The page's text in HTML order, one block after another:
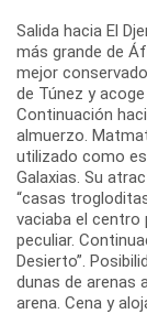
Salida hacia El
más grande de
mejor
de Túnez y
Continuación
almuerzo.
utilizado como
Galaxias. Su
“casas
vaciaba el
peculiar.
Desierto”.
dunas de arenas
arena. Cena y